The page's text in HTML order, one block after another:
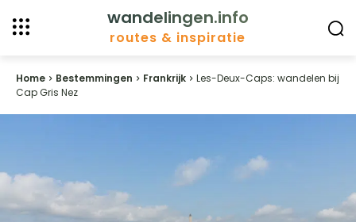
wandelingen.info
routes & inspiratie
Home Bestemmingen Frankrijk
Les-Deux-Caps: wandelen bij
Cap Gris Nez